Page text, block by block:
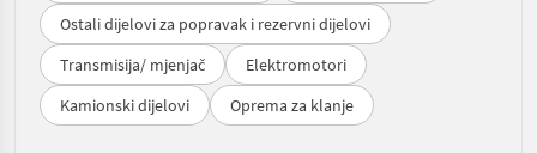
Ostali dijelovi za popravak i rezervni dijelovi
Transmisija/ mjenjač
Elektromotori
Kamionski dijelovi
Oprema za klanje